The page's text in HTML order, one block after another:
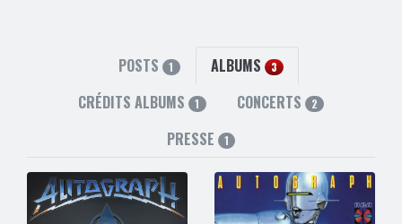
POSTS 1 ALBUMS 3
CRÉDITS ALBUMS 1 CONCERTS 2
PRESSE 1